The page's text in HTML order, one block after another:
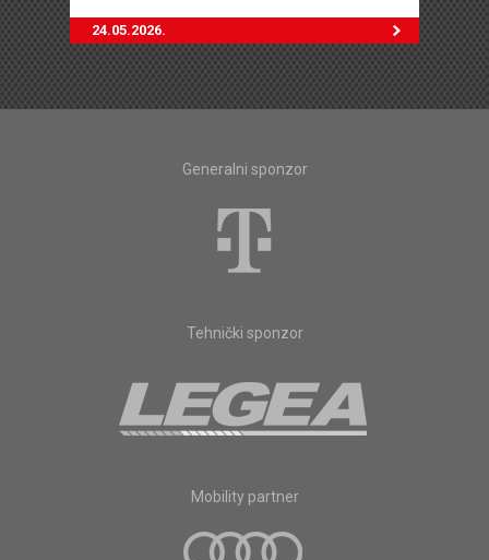
24.05.2026.
Generalni sponzor
Tehnički sponzor
Mobility partner